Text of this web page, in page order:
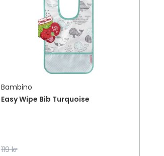
Bambino
Easy Wipe Bib Turquoise
119 kr